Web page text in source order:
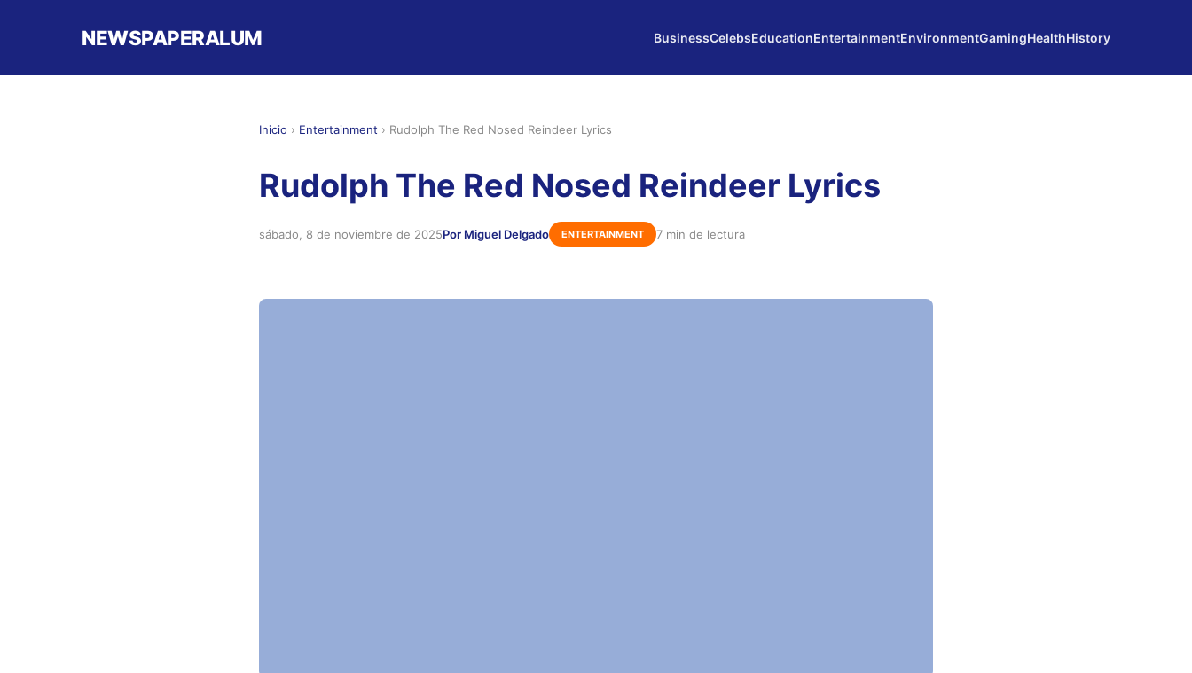
NEWSPAPERALUM BusinessCelebsEducationEntertainmentEnvironmentGamingHealthHistory
Inicio › Entertainment › Rudolph The Red Nosed Reindeer Lyrics
Rudolph The Red Nosed Reindeer Lyrics
sábado, 8 de noviembre de 2025Por Miguel Delgado ENTERTAINMENT 7 min de lectura